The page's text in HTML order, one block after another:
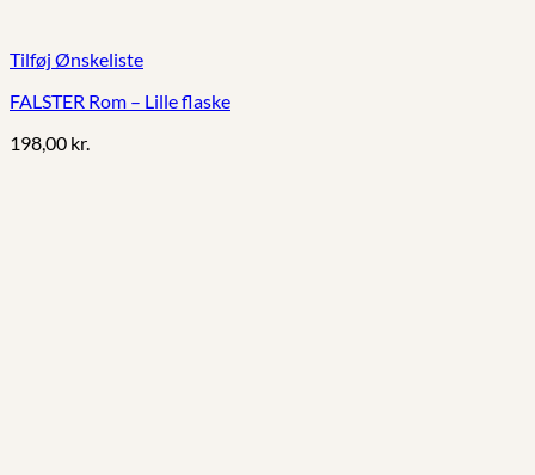
Tilføj Ønskeliste
FALSTER Rom – Lille flaske
198,00 kr.